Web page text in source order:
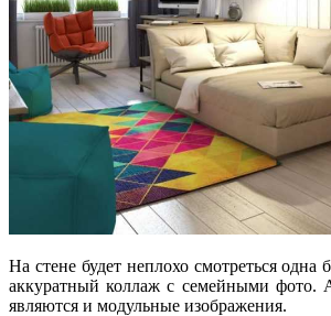
На стене будет неплохо смотреться одна
аккуратный коллаж с семейными фото.
являются и модульные изображения.